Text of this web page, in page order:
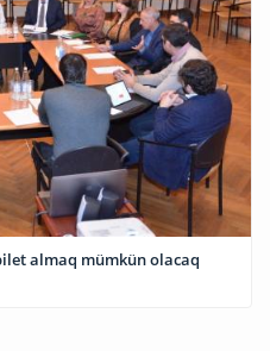
almaq mümkün olacaq